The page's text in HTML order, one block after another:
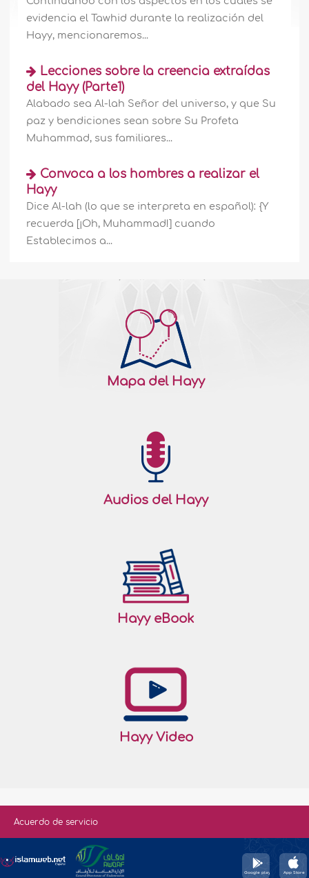
evidencia el Tawhid durante la realización del
Hayy, mencionaremos...
Lecciones sobre la creencia extraídas
del Hayy (Parte1)
Alabado sea Al-lah Señor del universo, y que Su
paz y bendiciones sean sobre Su Profeta
Muhammad, sus familiares...
Convoca a los hombres a realizar el
Hayy
Dice Al-lah (lo que se interpreta en español): {Y
recuerda [¡Oh, Muhammad!] cuando
Establecimos a...
Mapa del Hayy
Audios del Hayy
Hayy eBook
Hayy Video
Acuerdo de servicio